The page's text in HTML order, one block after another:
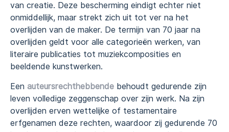
van creatie. Deze bescherming eindigt echter niet
onmiddellijk, maar strekt zich uit tot ver na het
overlijden van de maker. De termijn van 70 jaar na
overlijden geldt voor alle categorieën werken, van
literaire publicaties tot muziekcomposities en
beeldende kunstwerken.
Een auteursrechthebbende behoudt gedurende zijn
leven volledige zeggenschap over zijn werk. Na zijn
overlijden erven wettelijke of testamentaire
erfgenamen deze rechten, waardoor zij gedurende 70